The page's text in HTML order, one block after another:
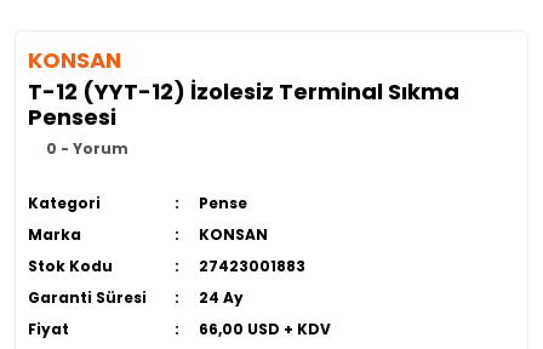
KONSAN
T-12 (YYT-12) İzolesiz Terminal Sıkma
Pensesi
0 - Yorum
Kategori
Pense
Marka
KONSAN
Stok Kodu
27423001883
Garanti Süresi
24 Ay
Fiyat
66,00 USD + KDV